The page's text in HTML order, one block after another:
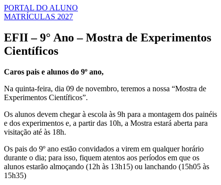
PORTAL DO ALUNO
MATRÍCULAS 2027
EFII – 9° Ano – Mostra de Experimentos
Científicos
Caros pais e alunos do 9º ano,
Na quinta-feira, dia 09 de novembro, teremos a nossa “Mostra de
Experimentos Científicos”.
Os alunos devem chegar à escola às 9h para a montagem dos painéis
e dos experimentos e, a partir das 10h, a Mostra estará aberta para
visitação até às 18h.
Os pais do 9º ano estão convidados a virem em qualquer horário
durante o dia; para isso, fiquem atentos aos períodos em que os
alunos estarão almoçando (12h às 13h15) ou lanchando (15h05 às
15h35)